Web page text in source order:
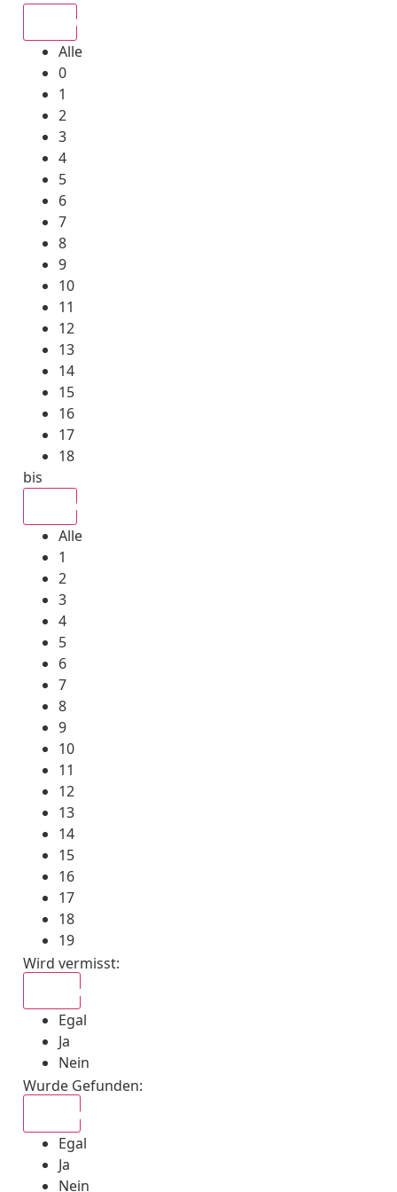
Alle
0
1
2
3
4
5
6
7
8
9
10
11
12
13
14
15
16
17
18
bis
Alle
1
2
3
4
5
6
7
8
9
10
11
12
13
14
15
16
17
18
19
Wird vermisst:
Egal
Ja
Nein
Wurde Gefunden:
Egal
Ja
Nein